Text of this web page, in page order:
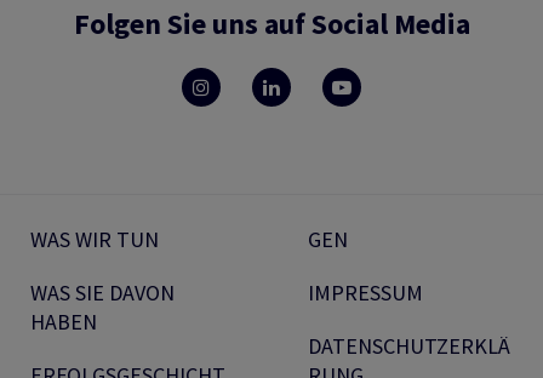
Folgen Sie uns auf Social Media
WAS WIR TUN
WAS SIE DAVON
HABEN
GEN
IMPRESSUM
DATENSCHUTZERKLÄ